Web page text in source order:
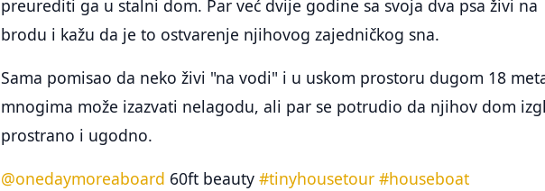
preurediti ga u stalni dom. Par već dvije godine sa svoja dva psa živi na
brodu i kažu da je to ostvarenje njihovog zajedničkog sna.
Sama pomisao da neko živi "na vodi" i u uskom prostoru dugom 18
mnogima može izazvati nelagodu, ali par se potrudio da njihov dom
prostrano i ugodno.
@onedaymoreaboard 60ft beauty#tinyhousetour #houseboat